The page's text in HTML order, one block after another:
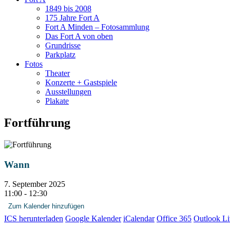
1849 bis 2008
175 Jahre Fort A
Fort A Minden – Fotosammlung
Das Fort A von oben
Grundrisse
Parkplatz
Fotos
Theater
Konzerte + Gastspiele
Ausstellungen
Plakate
Fortführung
Wann
7. September 2025
11:00 - 12:30
Zum Kalender hinzufügen
ICS herunterladen Google Kalender iCalendar Office 365 Outlook